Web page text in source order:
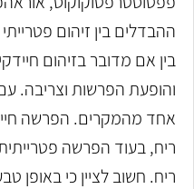
ההבדלים בין זיהום
בין אם מדובר בזיהום
והופעת הפרשות וצריבה.
אחד מהמקרים. הפרשה
ריח, בעוד הפרשה
ריח. חשוב לציין כי באופן